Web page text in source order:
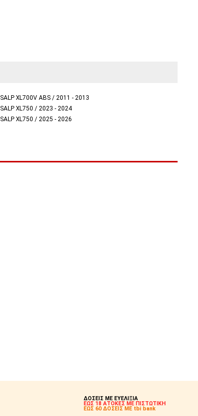
XL700V ABS / 2011 - 2013
XL750 / 2023 - 2024
XL750 / 2025 - 2026
ΔΟΣΕΙΣ ΜΕ ΕΥΕΛΙΞΙΑ
ΕΩΣ 18 ΑΤΟΚΕΣ ΜΕ ΠΙΣΤΩΤΙΚΗ
ΕΩΣ 60 ΔΟΣΕΙΣ ΜΕ tbi bank